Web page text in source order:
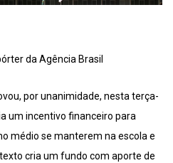
da Agência Brasil
por unanimidade, nesta terça-
um incentivo financeiro para
médio se manterem na escola e
cria um fundo com aporte de